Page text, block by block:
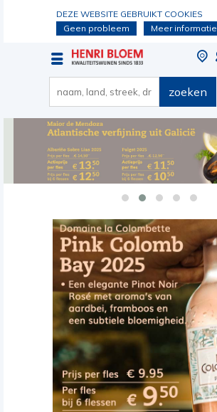
DEZE WEBSITE GEBRUIKT COOKIES
Geen probleem
Meer informatie
zoeken